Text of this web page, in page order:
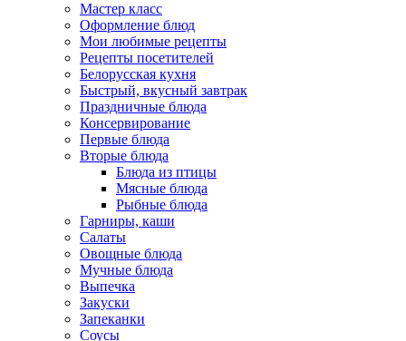
Мастер класс
Оформление блюд
Мои любимые рецепты
Рецепты посетителей
Белорусская кухня
Быстрый, вкусный завтрак
Праздничные блюда
Консервирование
Первые блюда
Вторые блюда
Блюда из птицы
Мясные блюда
Рыбные блюда
Гарниры, каши
Салаты
Овощные блюда
Мучные блюда
Выпечка
Закуски
Запеканки
Соусы